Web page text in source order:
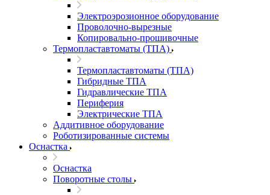
Электроэрозионное оборудование
Проволочно-вырезные
Копировально-прошивочные
Термопластавтоматы (ТПА)
Термопластавтоматы (ТПА)
Гибридные ТПА
Гидравлические ТПА
Периферия
Электрические ТПА
Аддитивное оборудование
Роботизированные системы
Оснастка
Оснастка
Поворотные столы